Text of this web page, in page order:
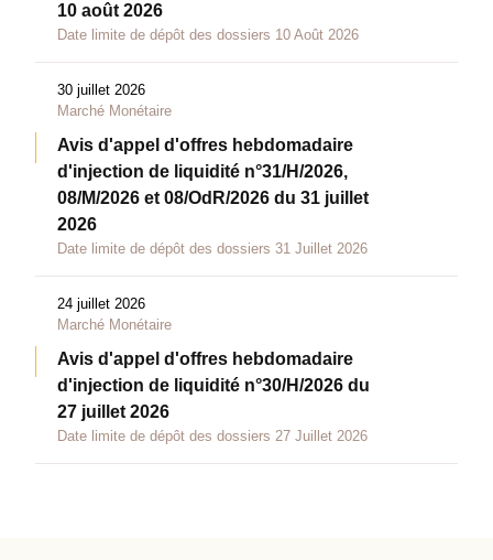
10 août 2026
Date limite de dépôt des dossiers 10 Août 2026
30 juillet 2026
Marché Monétaire
Avis d'appel d'offres hebdomadaire
d'injection de liquidité n°31/H/2026,
08/M/2026 et 08/OdR/2026 du 31 juillet
2026
Date limite de dépôt des dossiers 31 Juillet 2026
24 juillet 2026
Marché Monétaire
Avis d'appel d'offres hebdomadaire
d'injection de liquidité n°30/H/2026 du
27 juillet 2026
Date limite de dépôt des dossiers 27 Juillet 2026